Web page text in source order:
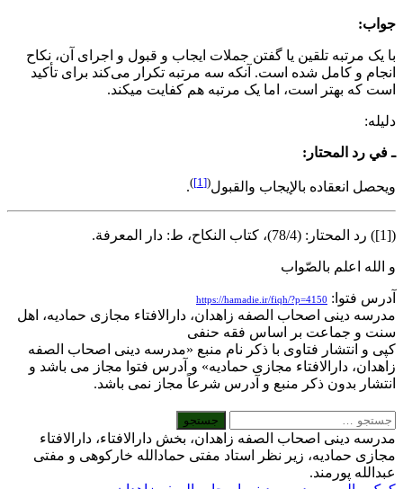
یک مرتبه تلقین یا گفتن جملات ایجاب و قبول و اجرای آن، نکاح
و کامل شده است. آنکه سه مرتبه تکرار می‌کند برای تأکید
که بهتر است، اما یک مرتبه هم کفایت میکند.
في رد المحتار:
انعقاده بالإيجاب والقبول (
[1]
)
.
الله اعلم بالصّواب
فتوا:https://hamadie.ir/fiqh/?p=4150
دینی اصحاب الصفه زاهدان، دارالافتاء مجازی حمادیه، اهل
و جماعت بر اساس فقه حنفی
و انتشار فتاوی با ذکر نام منبع «مدرسه دینی اصحاب الصفه
دارالافتاء مجازی حمادیه» و آدرس فتوا مجاز می باشد و
بدون ذکر منبع و آدرس شرعاً مجاز نمی باشد.
دینی اصحاب الصفه زاهدان، بخش دارالافتاء، دارالافتاء
حمادیه، زیر نظر استاد مفتی حمادالله خارکوهی و مفتی
پورمند.